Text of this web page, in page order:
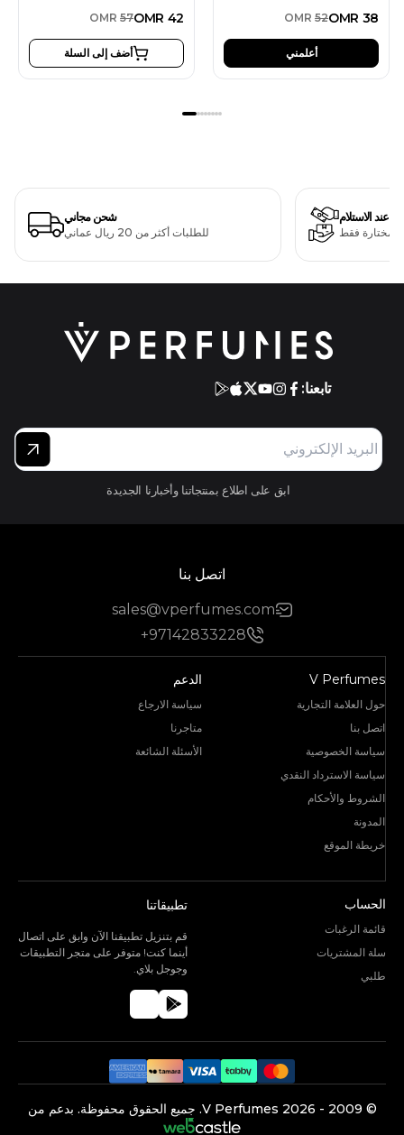
OMR 42
OMR 57
أضف إلى السلة
OMR 38
OMR 52
أعلمني
شحن مجاني
للطلبات أكثر من 20 ريال عماني
عند الاستلام
مختارة فقط
تابعنا:
ابق على اطلاع بمنتجاتنا وأخبارنا الجديدة
اتصل بنا
sales@vperfumes.com
+97142833228
V Perfumes
حول العلامة التجارية
اتصل بنا
سياسة الخصوصية
سياسة الاسترداد النقدي
الشروط والأحكام
المدونة
خريطة الموقع
الدعم
سياسة الارجاع
متاجرنا
الأسئلة الشائعة
الحساب
قائمة الرغبات
سلة المشتريات
طلبي
تطبيقاتنا
قم بتنزيل تطبيقنا الآن وابق على اتصال
أينما كنت! متوفر على متجر التطبيقات
وجوجل بلاي.
©️ 2009 -
2026 جميع الحقوق محفوظة. بدعم من